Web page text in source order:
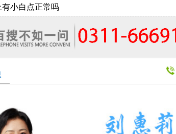
小白点正常吗